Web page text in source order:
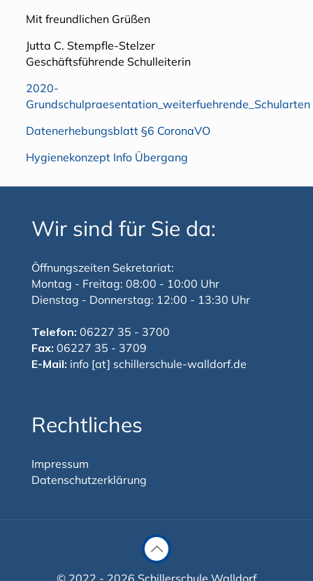
Mit freundlichen Grüßen
Jutta C. Stempfle-Stelzer
Geschäftsführende Schulleiterin
2020-
Grundschulpraesentation_weiterfuehrende_Schularten
Datenerhebungsblatt §6 CoronaVO
Hygienekonzept Info Übergang
Wir sind für Sie da:
Öffnungszeiten Sekretariat:
Montag - Freitag: 08:00 - 10:00 Uhr
Dienstag - Donnerstag: 12:00 - 13:30 Uhr
Telefon: 06227 35 - 3700
Fax: 06227 35 - 3709
E-Mail: info [at] schillerschule-walldorf.de
Rechtliches
Impressum
Datenschutzerklärung
© 2022 - 2026 Schillerschule Walldorf